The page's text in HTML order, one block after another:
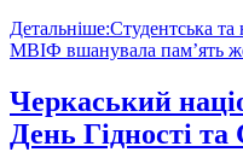
Детальніше:Студентська
МВІФ вшанувала памʼять
Черкаський
День Гідності та